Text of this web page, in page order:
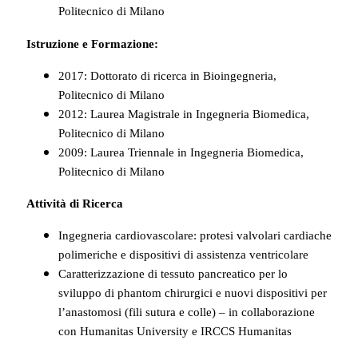
Politecnico di Milano
Istruzione e Formazione:
2017: Dottorato di ricerca in Bioingegneria,
Politecnico di Milano
2012: Laurea Magistrale in Ingegneria Biomedica,
Politecnico di Milano
2009: Laurea Triennale in Ingegneria Biomedica,
Politecnico di Milano
Attività di Ricerca
Ingegneria cardiovascolare: protesi valvolari cardiache
polimeriche e dispositivi di assistenza ventricolare
Caratterizzazione di tessuto pancreatico per lo
sviluppo di phantom chirurgici e nuovi dispositivi per
l’anastomosi (fili sutura e colle) – in collaborazione
con Humanitas University e IRCCS Humanitas